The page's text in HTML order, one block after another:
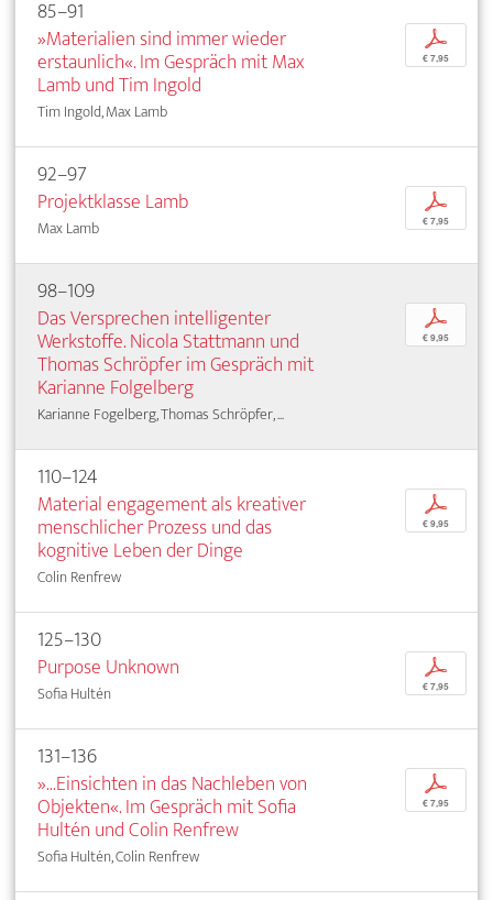
85–91
»Materialien sind immer wieder
erstaunlich«. Im Gespräch mit Max
Lamb und Tim Ingold
Tim Ingold, Max Lamb
p
€ 7,95
92–97
Projektklasse Lamb
Max Lamb
p
€ 7,95
98–109
Das Versprechen intelligenter
Werkstoffe. Nicola Stattmann und
Thomas Schröpfer im Gespräch mit
Karianne Folgelberg
Karianne Fogelberg, Thomas Schröpfer, ...
p
€ 9,95
110–124
Material engagement als kreativer
menschlicher Prozess und das
kognitive Leben der Dinge
Colin Renfrew
p
€ 9,95
125–130
Purpose Unknown
Sofia Hultén
p
€ 7,95
131–136
»...Einsichten in das Nachleben von
Objekten«. Im Gespräch mit Sofia
Hultén und Colin Renfrew
Sofia Hultén, Colin Renfrew
p
€ 7,95